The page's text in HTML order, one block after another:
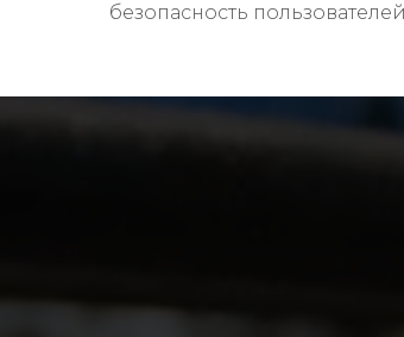
безопасность